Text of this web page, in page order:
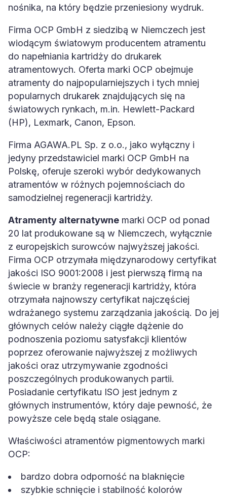
nośnika, na który będzie przeniesiony wydruk.
Firma OCP GmbH z siedzibą w Niemczech jest
wiodącym światowym producentem atramentu
do napełniania kartridży do drukarek
atramentowych. Oferta marki OCP obejmuje
atramenty do najpopularniejszych i tych mniej
popularnych drukarek znajdujących się na
światowych rynkach, m.in. Hewlett-Packard
(HP), Lexmark, Canon, Epson.
Firma AGAWA.PL Sp. z o.o., jako wyłączny i
jedyny przedstawiciel marki OCP GmbH na
Polskę, oferuje szeroki wybór dedykowanych
atramentów w różnych pojemnościach do
samodzielnej regeneracji kartridży.
Atramenty alternatywne marki OCP od ponad
20 lat produkowane są w Niemczech, wyłącznie
z europejskich surowców najwyższej jakości.
Firma OCP otrzymała międzynarodowy certyfikat
jakości ISO 9001:2008 i jest pierwszą firmą na
świecie w branży regeneracji kartridży, która
otrzymała najnowszy certyfikat najczęściej
wdrażanego systemu zarządzania jakością. Do jej
głównych celów należy ciągłe dążenie do
podnoszenia poziomu satysfakcji klientów
poprzez oferowanie najwyższej z możliwych
jakości oraz utrzymywanie zgodności
poszczególnych produkowanych partii.
Posiadanie certyfikatu ISO jest jednym z
głównych instrumentów, który daje pewność, że
powyższe cele będą stale osiągane.
Właściwości atramentów pigmentowych marki
OCP:
bardzo dobra odporność na blaknięcie
szybkie schnięcie i stabilność kolorów